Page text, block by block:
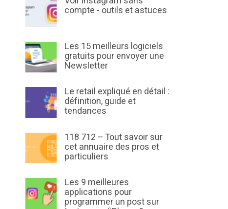
compte - outils et astuces
Les 15 meilleurs logiciels
gratuits pour envoyer une
Newsletter
Le retail expliqué en détail :
définition, guide et
tendances
118 712 – Tout savoir sur
cet annuaire des pros et
particuliers
Les 9 meilleures
applications pour
programmer un post sur